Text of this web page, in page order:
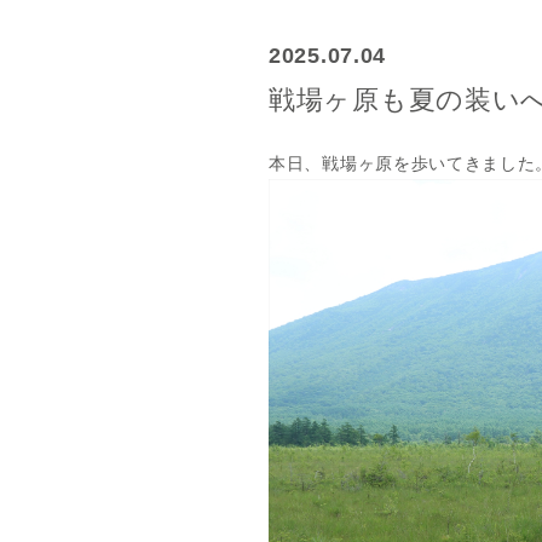
2025.07.04
戦場ヶ原も夏の装い
本日、戦場ヶ原を歩いてきました